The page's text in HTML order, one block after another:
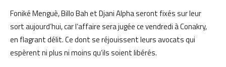
Foniké Menguè, Billo Bah et Djani Alpha seront fixés sur leur
sort aujourd’hui, car l’affaire sera jugée ce vendredi à Conakry,
en flagrant délit. Ce dont se réjouissent leurs avocats qui
espèrent ni plus ni moins qu’ils soient libérés.